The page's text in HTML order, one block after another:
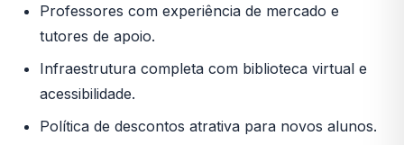
Professores com experiência de mercado e
tutores de apoio.
Infraestrutura completa com biblioteca virtual e
acessibilidade.
Política de descontos atrativa para novos alunos.